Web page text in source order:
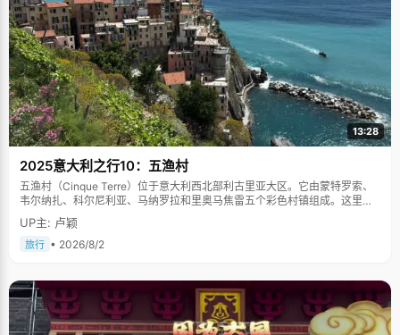
13:28
2025意大利之行10：五渔村
五渔村（Cinque Terre）位于意大利西北部利古里亚大区。它由蒙特罗索、
韦尔纳扎、科尔尼利亚、马纳罗拉和里奥马焦雷五个彩色村镇组成。这里依
山傍海，房屋色彩斑斓，1997年被列为世界文化遗产。
UP主: 卢颖
旅行 • 2026/8/2